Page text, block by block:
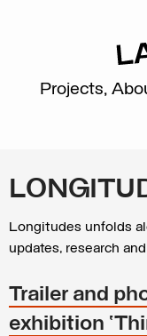
Projects,
Longitudes unfolds
updates, research
Trailer and
exhibition